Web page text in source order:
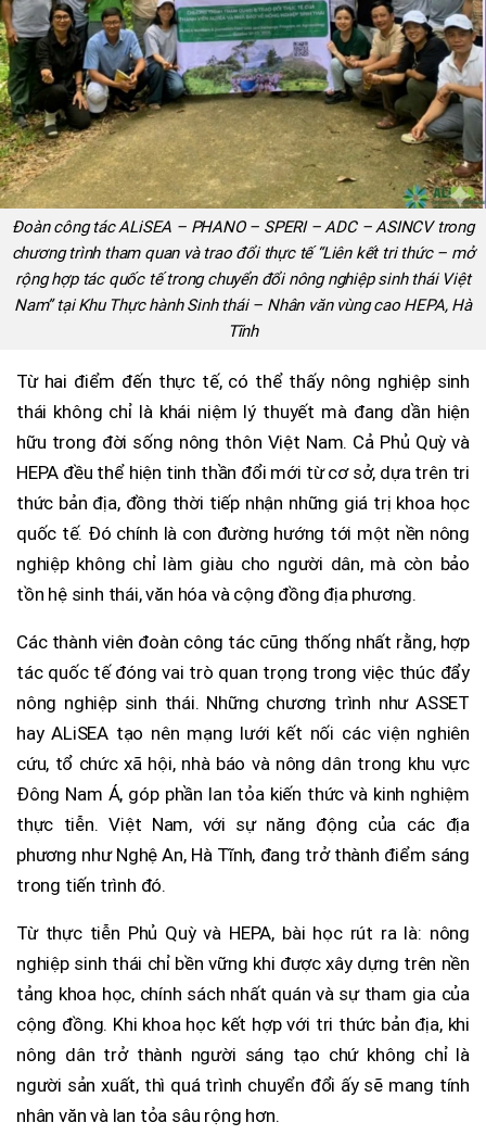
Đoàn công tác ALiSEA – PHANO – SPERI – ADC – ASINCV trong
chương trình tham quan và trao đổi thực tế “Liên kết tri thức – mở
rộng hợp tác quốc tế trong chuyển đổi nông nghiệp sinh thái Việt
Nam” tại Khu Thực hành Sinh thái – Nhân văn vùng cao HEPA, Hà
Tĩnh
Từ hai điểm đến thực tế, có thể thấy nông nghiệp sinh
thái không chỉ là khái niệm lý thuyết mà đang dần hiện
hữu trong đời sống nông thôn Việt Nam. Cả Phủ Quỳ và
HEPA đều thể hiện tinh thần đổi mới từ cơ sở, dựa trên tri
thức bản địa, đồng thời tiếp nhận những giá trị khoa học
quốc tế. Đó chính là con đường hướng tới một nền nông
nghiệp không chỉ làm giàu cho người dân, mà còn bảo
tồn hệ sinh thái, văn hóa và cộng đồng địa phương.
Các thành viên đoàn công tác cũng thống nhất rằng, hợp
tác quốc tế đóng vai trò quan trọng trong việc thúc đẩy
nông nghiệp sinh thái. Những chương trình như ASSET
hay ALiSEA tạo nên mạng lưới kết nối các viện nghiên
cứu, tổ chức xã hội, nhà báo và nông dân trong khu vực
Đông Nam Á, góp phần lan tỏa kiến thức và kinh nghiệm
thực tiễn. Việt Nam, với sự năng động của các địa
phương như Nghệ An, Hà Tĩnh, đang trở thành điểm sáng
trong tiến trình đó.
Từ thực tiễn Phủ Quỳ và HEPA, bài học rút ra là: nông
nghiệp sinh thái chỉ bền vững khi được xây dựng trên nền
tảng khoa học, chính sách nhất quán và sự tham gia của
cộng đồng. Khi khoa học kết hợp với tri thức bản địa, khi
nông dân trở thành người sáng tạo chứ không chỉ là
người sản xuất, thì quá trình chuyển đổi ấy sẽ mang tính
nhân văn và lan tỏa sâu rộng hơn.